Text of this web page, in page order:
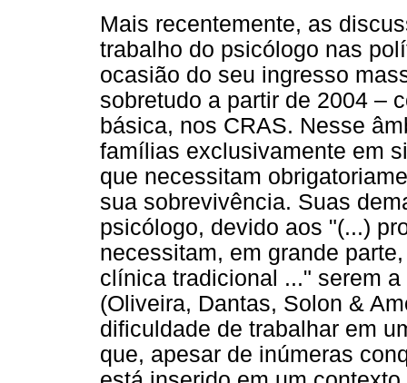
Mais recentemente, as
trabalho do psicólogo nas
ocasião do seu ingresso
sobretudo a partir de 2004 –
básica, nos CRAS. Nesse
famílias exclusivamente em
que necessitam
sua sobrevivência. Suas
psicólogo, devido aos "(...)
necessitam, em grande
clínica tradicional ..." serem
(Oliveira, Dantas, Solon &
dificuldade de trabalhar em
que, apesar de inúmeras